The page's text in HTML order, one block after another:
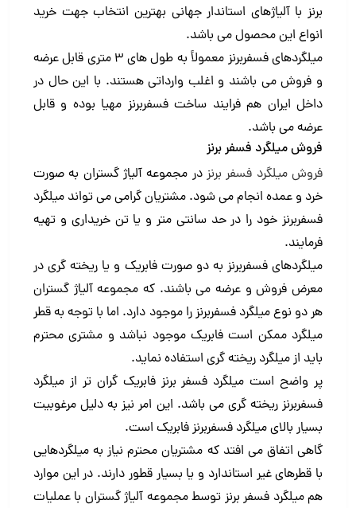
برنز با آلیاژهای استاندار جهانی بهترین انتخاب جهت خرید
انواع این محصول می باشد.
میلگردهای فسفربرنز معمولاً به طول های ۳ متری قابل عرضه
و فروش می باشند و اغلب وارداتی هستند. با این حال در
داخل ایران هم فرایند ساخت فسفربرنز مهیا بوده و قابل
عرضه می باشد.
فروش میلگرد فسفر برنز
فروش میلگرد فسفر برنز در مجموعه آلیاژ گستران به صورت
خرد و عمده انجام می شود. مشتریان گرامی می تواند میلگرد
فسفربرنز خود را در حد سانتی متر و یا تن خریداری و تهیه
فرمایند.
میلگردهای فسفربرنز به دو صورت فابریک و یا ریخته گری در
معرض فروش و عرضه می باشند. که مجموعه آلیاژ گستران
هر دو نوع میلگرد فسفربرنز را موجود دارد. اما با توجه به قطر
میلگرد ممکن است فابریک موجود نباشد و مشتری محترم
باید از میلگرد ریخته گری استفاده نماید.
پر واضح است میلگرد فسفر برنز فابریک گران تر از میلگرد
فسفربرنز ریخته گری می باشد. این امر نیز به دلیل مرغوبیت
بسیار بالای میلگرد فسفربرنز فابریک است.
گاهی اتفاق می افتد که مشتریان محترم نیاز به میلگردهایی
با قطرهای غیر استاندارد و یا بسیار قطور دارند. در این موارد
هم میلگرد فسفر برنز توسط مجموعه آلیاژ گستران با عملیات